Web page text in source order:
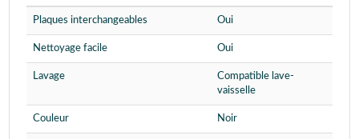
Plaques interchangeables Oui
Nettoyage facile Oui
Lavage
Compatible lave-
vaisselle
Couleur Noir